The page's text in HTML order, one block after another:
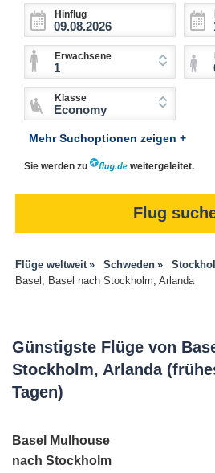
Hinflug
Erwachsene
1
Klasse
Economy
Mehr Suchoptionen zeigen +
Sie werden zu weitergeleitet.
Flug
Flüge weltweit Schweden
Basel, Basel nach Stockholm, Arlanda
Günstigste Flüge von
Stockholm, Arlanda
Tagen)
Basel Mulhouse
nach Stockholm